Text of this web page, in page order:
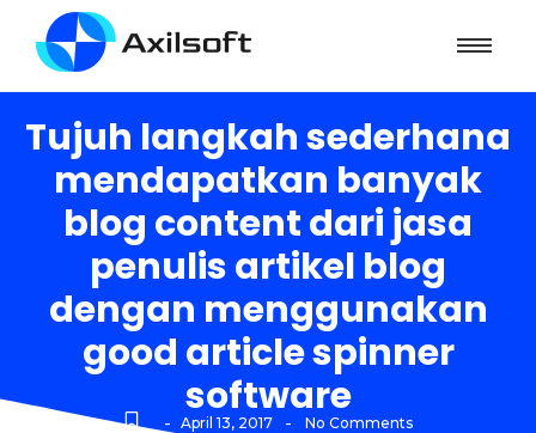
Tujuh langkah sederhana
mendapatkan banyak
blog content dari jasa
penulis artikel blog
dengan menggunakan
good article spinner
software
- April 13, 2017 - No Comments